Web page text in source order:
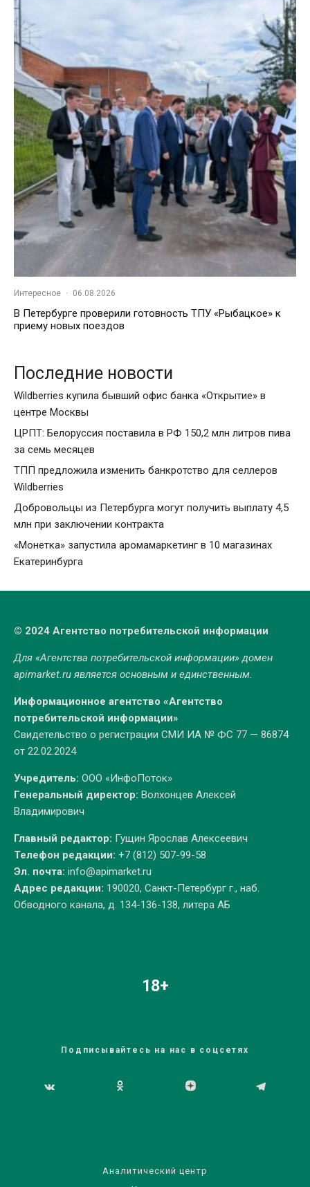
Интересное · 06.08.2026
В Петербурге проверили готовность ТПУ «Рыбацкое» к
приему новых поездов
Последние новости
Wildberries купила бывший офис банка «Открытие» в
центре Москвы
ЦРПТ: Белоруссия поставила в РФ 150,2 млн литров пива
за семь месяцев
ТПП предложила изменить банкротство для селлеров
Wildberries
Добровольцы из Петербурга могут получить выплату 4,5
млн при заключении контракта
«Монетка» запустила аромамаркетинг в 10 магазинах
Екатеринбурга
© 2024 Агентство потребительской информации
Для «Агентства потребительской информации» домен
apimarket.ruявляется основным и единственным.
Информационное агентство «Агентство
потребительской информации»
Свидетельство о регистрации СМИ ИА № ФС 77 — 86874
от 22.02.2024
Учредитель: ООО «ИнфоПоток»
Генеральный директор: Волхонцев Алексей
Владимирович
Главный редактор: Гущин Ярослав Алексеевич
Телефон редакции: +7 (812) 507-99-58
Эл. почта: info@apimarket.ru
Адрес редакции: 190020, Санкт-Петербург г., наб.
Обводного канала, д. 134-136-138, литера АБ
18+
Подписывайтесь на нас в соцсетях
Аналитический центр